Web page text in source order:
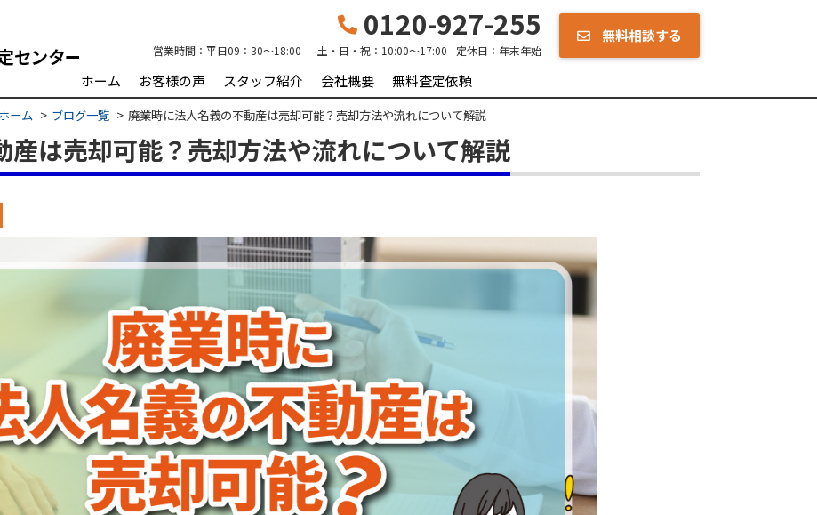
0120-927-255
営業時間： 平日09：30～18:00 土・日・祝：10:00～17:00 定休日： 年末年始
無料相談する
ホーム お客様の声 スタッフ紹介 会社概要 無料査定依頼
ーム ブログ一覧 廃業時に法人名義の不動産は売却可能？売却方法や流れについて解説
産は売却可能？売却方法や流れについて解説